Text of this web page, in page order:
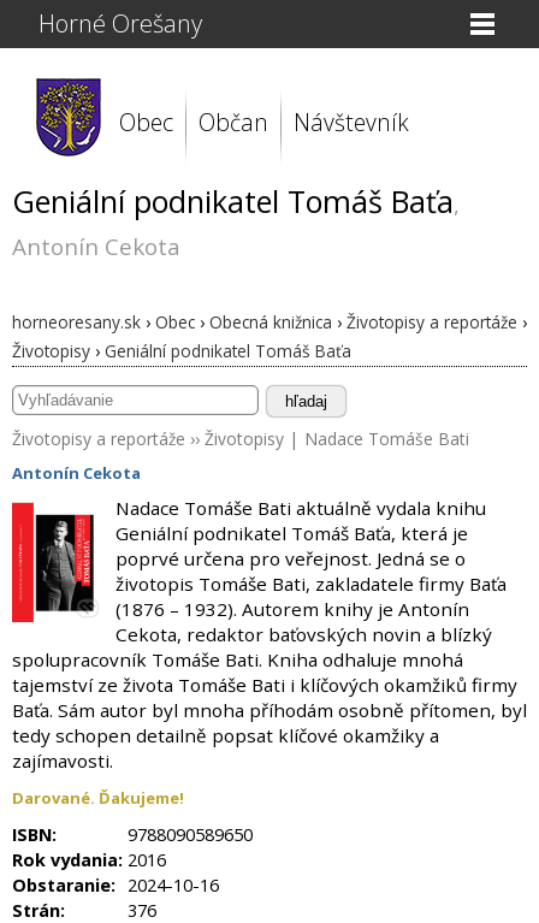
Horné Orešany
Obec Občan Návštevník
Geniální podnikatel Tomáš Baťa,
Antonín Cekota
horneoresany.sk › Obec › Obecná knižnica › Životopisy a reportáže ›
Životopisy › Geniální podnikatel Tomáš Baťa
hľadaj
Životopisy a reportáže ›› Životopisy | Nadace Tomáše Bati
Antonín Cekota
Nadace Tomáše Bati aktuálně vydala knihu
Geniální podnikatel Tomáš Baťa, která je
poprvé určena pro veřejnost. Jedná se o
životopis Tomáše Bati, zakladatele firmy Baťa
(1876 – 1932). Autorem knihy je Antonín
Cekota, redaktor baťovských novin a blízký
spolupracovník Tomáše Bati. Kniha odhaluje mnohá
tajemství ze života Tomáše Bati i klíčových okamžiků firmy
Baťa. Sám autor byl mnoha příhodám osobně přítomen, byl
tedy schopen detailně popsat klíčové okamžiky a
zajímavosti.
Darované. Ďakujeme!
ISBN:
9788090589650
Rok vydania: 2016
Obstaranie: 2024-10-16
Strán:
376